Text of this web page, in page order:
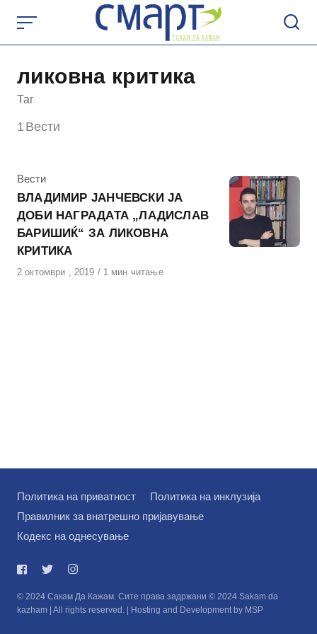
content
ликовна критика
Таг
1 Вести
КАтегорија
Вести
ВЛАДИМИР ЈАНЧЕВСКИ ЈА
ДОБИ НАГРАДАТА „ЛАДИСЛАВ
БАРИШИЌ“ ЗА ЛИКОВНА
КРИТИКА
Објавено
2 октомври , 2019 1 мин читање
Политика на приватност
Политика на инклузија
Правилник за внатрешно пријавување
Кодекс на однесување
© 2024 Сакам Да Кажам. Сите права задржани © 2024 Sakam da
kazham | All rights reserved. | Hosting and Development by MSP